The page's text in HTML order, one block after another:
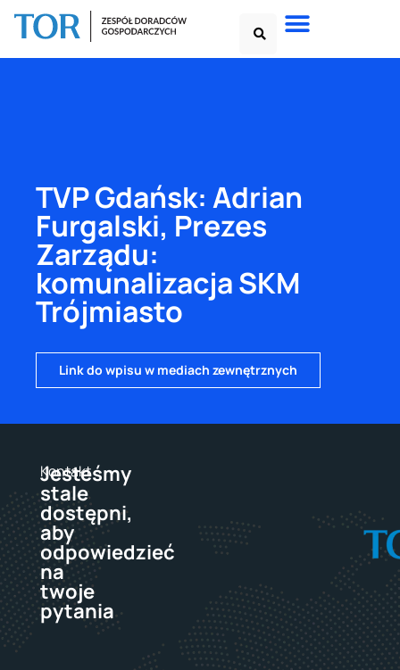
TVP Gdańsk: Adrian
Furgalski, Prezes
Zarządu:
komunalizacja SKM
Trójmiasto
Link do wpisu w mediach zewnętrznych
Kontakt
Jesteśmy
stale
dostępni,
aby
odpowiedzieć
na
twoje
pytania